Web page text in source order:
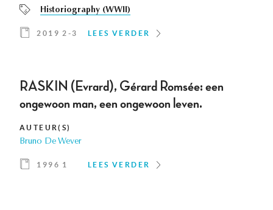
Historiography (WWII)
2019 2-3 LEES VERDER
RASKIN (Evrard), Gérard Romsée: een
ongewoon man, een ongewoon leven.
AUTEUR(S)
Bruno De Wever
1996 1 LEES VERDER